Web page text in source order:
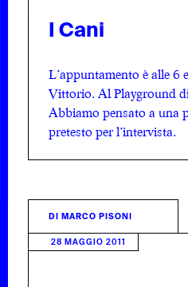
I Cani
L’appuntamento è alle 6
Vittorio. Al Playground
Abbiamo pensato a una
pretesto per l’intervista.
DI MARCO PISONI
28 MAGGIO 2011